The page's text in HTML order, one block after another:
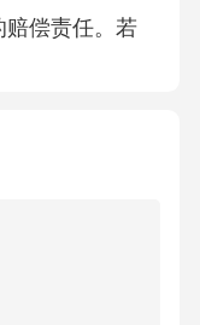
赔偿责任。若
30日]的，乙
偿乙方因此